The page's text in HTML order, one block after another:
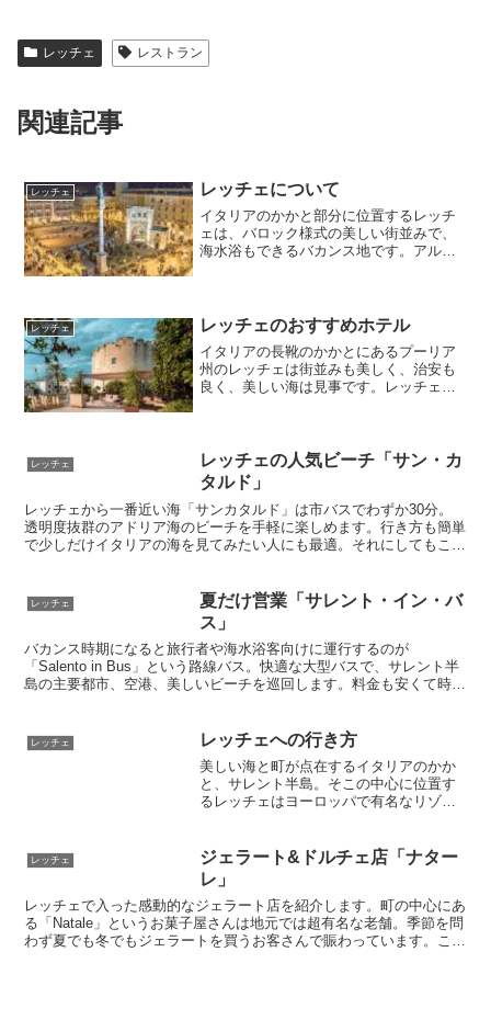
レッチェ レストラン
関連記事
レッチェ レッチェについて
イタリアのかかと部分に位置するレッチ
ェは、バロック様式の美しい街並みで、
海水浴もできるバカンス地です。アルベ
食事も美味しく、楽しいイタリア旅行が
満喫できますよ。
レッチェ レッチェのおすすめホテル
イタリアの長靴のかかとにあるプーリア
州のレッチェは街並みも美しく、治安も
良く、美しい海は見事です。レッチェに
リゾート地なのでホテルも豊富で、いず
れも豪華だけど安いです。低価格で豪華
なホテルやヴィラに宿泊することをお勧
めします。
レッチェ
レッチェの人気ビーチ「サン・カ
タルド」
レッチェから一番近い海「サンカタルド」は市バスでわずか30分。
透明度抜群のアドリア海のビーチを手軽に楽しめます。行き方も簡単
で少しだけイタリアの海を見てみたい人にも最適。それにしてもこの
レッチェ
夏だけ営業「サレント・イン・バ
ス」
バカンス時期になると旅行者や海水浴客向けに運行するのが
「Salento in Bus」という路線バス。快適な大型バスで、サレント半
島の主要都市、空港、美しいビーチを巡回します。料金も安くて時間
レッチェ レッチェへの行き方
美しい海と町が点在するイタリアのかか
と、サレント半島。そこの中心に位置す
るレッチェはヨーロッパで有名なリゾー
ーマからユーロスターで1本。少々時間は
かかりますが、行く価値ありです。南イ
タリア通を自称するならぜひ一度は滞在
してみましょう。
レッチェ
ジェラート&ドルチェ店「ナター
レ」
レッチェで入った感動的なジェラート店を紹介します。町の中心にあ
る「Natale」というお菓子屋さんは地元では超有名な老舗。季節を問
わず夏でも冬でもジェラートを買うお客さんで賑わっています。ここ